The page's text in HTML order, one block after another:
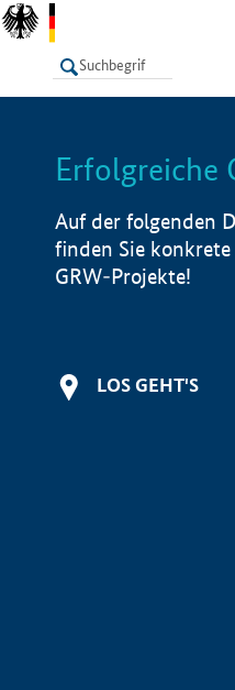
LISTE
Erfolgreiche
Auf der folgenden
finden Sie
GRW-Projekte!
LOS GEHT'S